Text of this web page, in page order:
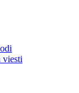
viesti